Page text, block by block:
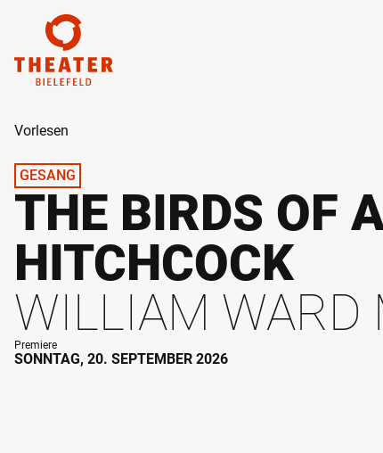
ZUM HAUPTINHALT SPRINGEN
Vorlesen
GESANG
THE BIRDS OF
HITCHCOCK
WILLIAM WARD
Premiere
SONNTAG, 20. SEPTEMBER 2026